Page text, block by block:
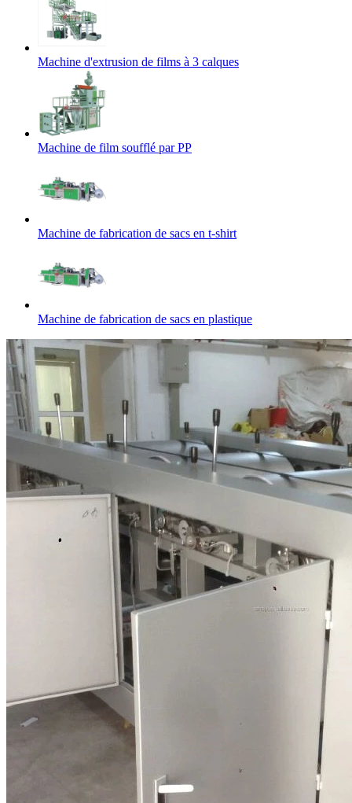
Machine d'extrusion de films à 3 calques
Machine de film soufflé par PP
Machine de fabrication de sacs en t-shirt
Machine de fabrication de sacs en plastique